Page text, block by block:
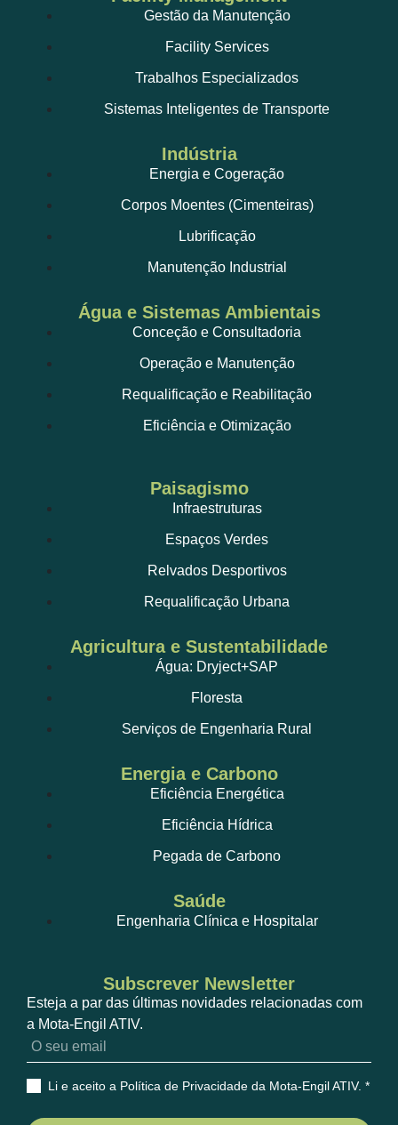
Gestão da Manutenção
Facility Services
Trabalhos Especializados
Sistemas Inteligentes de Transporte
Indústria
Energia e Cogeração
Corpos Moentes (Cimenteiras)
Lubrificação
Manutenção Industrial
Água e Sistemas Ambientais
Conceção e Consultadoria
Operação e Manutenção
Requalificação e Reabilitação
Eficiência e Otimização
Paisagismo
Infraestruturas
Espaços Verdes
Relvados Desportivos
Requalificação Urbana
Agricultura e Sustentabilidade
Água: Dryject+SAP
Floresta
Serviços de Engenharia Rural
Energia e Carbono
Eficiência Energética
Eficiência Hídrica
Pegada de Carbono
Saúde
Engenharia Clínica e Hospitalar
Subscrever Newsletter
Esteja a par das últimas novidades relacionadas com
a Mota-Engil ATIV.
Li e aceito a Política de Privacidade da Mota-Engil ATIV. *